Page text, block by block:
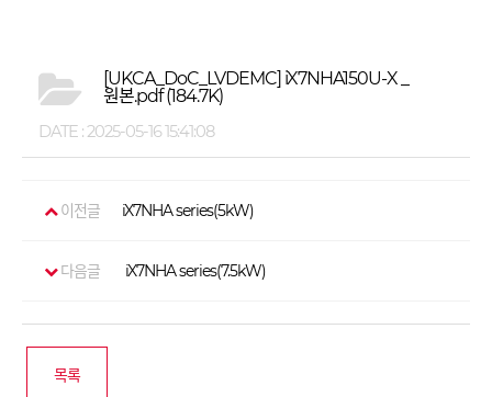
[UKCA_DoC_LVDEMC] iX7NHA150U-X _
원본.pdf(184.7K)
DATE : 2025-05-16 15:41:08
이전글 iX7NHA series(5kW)
다음글 iX7NHA series(7.5kW)
목록